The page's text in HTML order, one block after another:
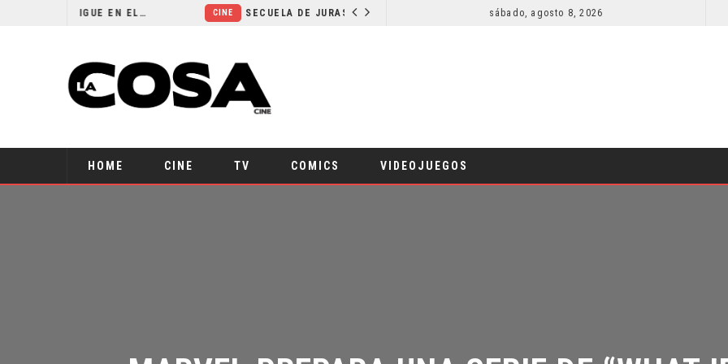
CINE SECUELA DE JURASSIC WORLD REBIRTH PIERDE DIRECTOR sábado, agosto 8, 2026
HOME CINE TV COMICS VIDEOJUEGOS